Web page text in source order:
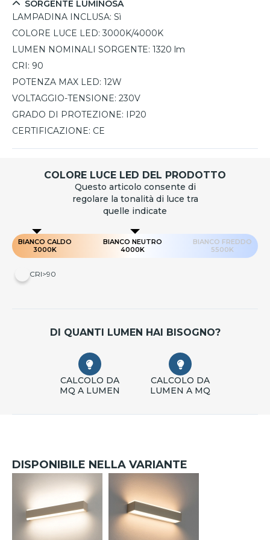
SORGENTE LUMINOSA
LAMPADINA INCLUSA: Sì
COLORE LUCE LED: 3000K/4000K
LUMEN NOMINALI SORGENTE: 1320 lm
CRI: 90
POTENZA MAX LED: 12W
VOLTAGGIO-TENSIONE: 230V
GRADO DI PROTEZIONE:
IP20
CERTIFICAZIONE: CE
COLORE LUCE LED DEL PRODOTTO
Questo articolo consente di
regolare la tonalità di luce tra
quelle indicate
BIANCO CALDO
3000K
BIANCO NEUTRO
4000K
BIANCO FREDDO
5500K
CRI>90
DI QUANTI LUMEN HAI BISOGNO?
CALCOLO DA
MQ A LUMEN
CALCOLO DA
LUMEN A MQ
DISPONIBILE NELLA VARIANTE